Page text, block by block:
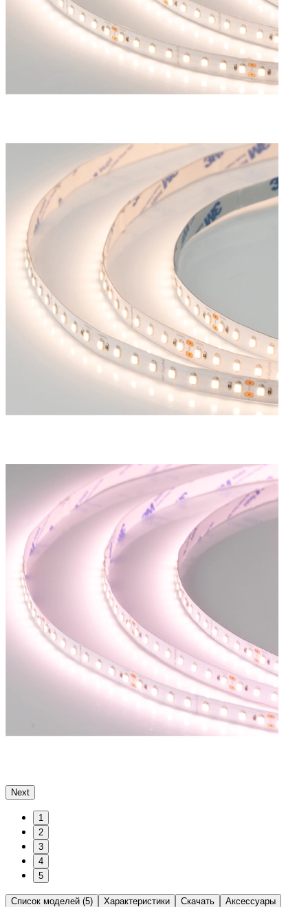
Next
1
2
3
4
5
Список моделей (5) Характеристики Скачать Аксессуары